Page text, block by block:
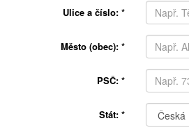
Ulice a číslo: *
Město (obec): *
PSČ: *
Stát: *